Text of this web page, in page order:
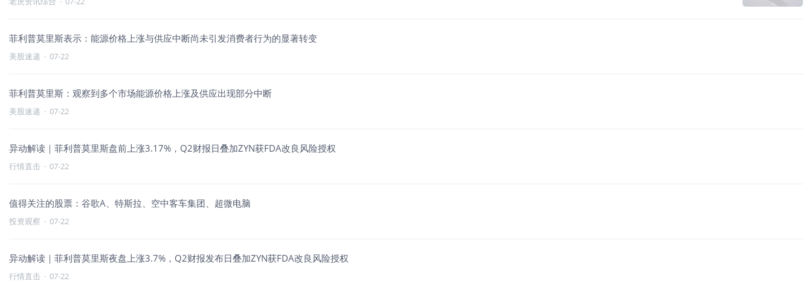
菲利普莫里斯表示：能源价格上涨与供应中断尚未引发消费者行为的显著转变
美股速递 · 07-22
菲利普莫里斯：观察到多个市场能源价格上涨及供应出现部分中断
美股速递 · 07-22
异动解读｜菲利普莫里斯盘前上涨3.17%，Q2财报日叠加ZYN获FDA改良风险授权
行情直击 · 07-22
值得关注的股票：谷歌A、特斯拉、空中客车集团、超微电脑
投资观察 · 07-22
异动解读｜菲利普莫里斯夜盘上涨3.7%，Q2财报发布日叠加ZYN获FDA改良风险授权
行情直击 · 07-22